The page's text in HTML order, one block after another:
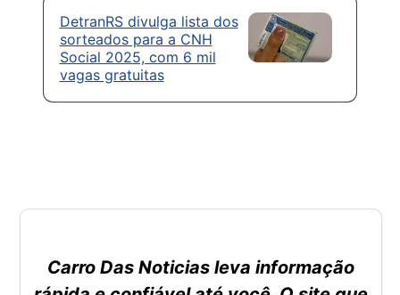
DetranRS divulga lista dos
sorteados para a CNH
Social 2025, com 6 mil
vagas gratuitas
Carro Das Noticias leva informação